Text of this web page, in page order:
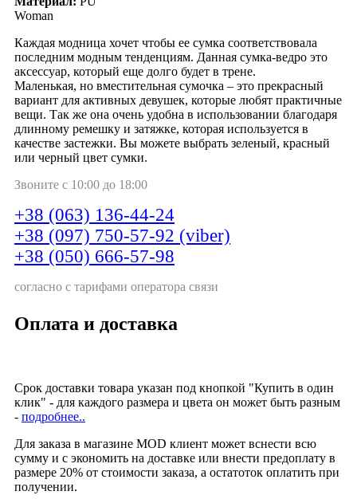
Woman
Каждая модница хочет чтобы ее сумка соответствовала
последним модным тенденциям. Данная сумка-ведро это
аксессуар, который еще долго будет в трене.
Маленькая, но вместительная сумочка – это прекрасный
вариант для активных девушек, которые любят практичные
вещи. Так же она очень удобна в использовании благодаря
длинному ремешку и затяжке, которая используется в
качестве застежки. Вы можете выбрать зеленый, красный
или черный цвет сумки.
Звоните с 10:00 до 18:00
+38 (063) 136-44-24
+38 (097) 750-57-92 (viber)
+38 (050) 666-57-98
согласно с тарифами оператора связи
Оплата и доставка
Срок доставки товара указан под кнопкой "Купить в один
клик" - для каждого размера и цвета он может быть разным
- подробнее..
Для заказа в магазине MOD клиент может вснести всю
сумму и с экономить на доставке или внести предоплату в
размере 20% от стоимости заказа, а остатоток оплатить при
получении.